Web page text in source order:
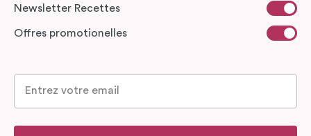
Newsletter Recettes
Offres promotionelles